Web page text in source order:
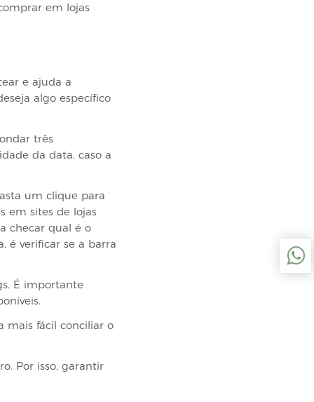
em lojas
e ajuda a
algo específico
três
da data, caso a
um clique para
em sites de lojas
checar qual é o
é verificar se a barra
É importante
mais fácil conciliar o
Por isso, garantir